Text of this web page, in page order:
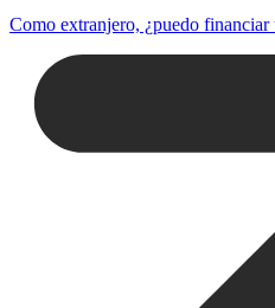
Como extranjero, ¿puedo financiar